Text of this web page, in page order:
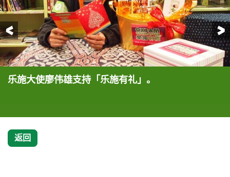
前一页
乐施大使廖伟雄支持「乐施有礼」。
乐施大使廖伟雄支持「乐施有礼」。
乐施大使胡杏儿重点推介「十只小鸭」(售价480港
乐施大使胡杏儿重点推介「十只小鸭」(售价480港
返回